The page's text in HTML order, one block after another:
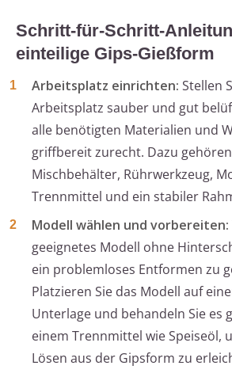
Schritt-für-Schritt-
einteilige Gips-Gießform
Arbeitsplatz einrichten: Stellen
Arbeitsplatz sauber und gut
alle benötigten Materialien und
griffbereit zurecht. Dazu
Mischbehälter, Rührwerkzeug,
Trennmittel und ein stabiler
Modell wählen und vorbereiten:
geeignetes Modell ohne
ein problemloses Entformen zu
Platzieren Sie das Modell auf
Unterlage und behandeln Sie es
einem Trennmittel wie Speiseöl,
Lösen aus der Gipsform zu